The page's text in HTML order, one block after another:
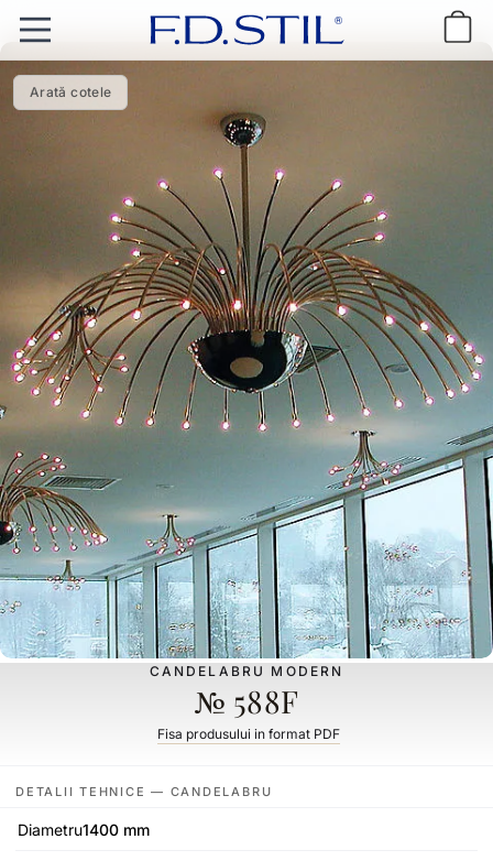
Arată cotele
CANDELABRU MODERN
№ 588F
Fisa produsului in format PDF
DETALII TEHNICE — CANDELABRU
Diametru1400 mm